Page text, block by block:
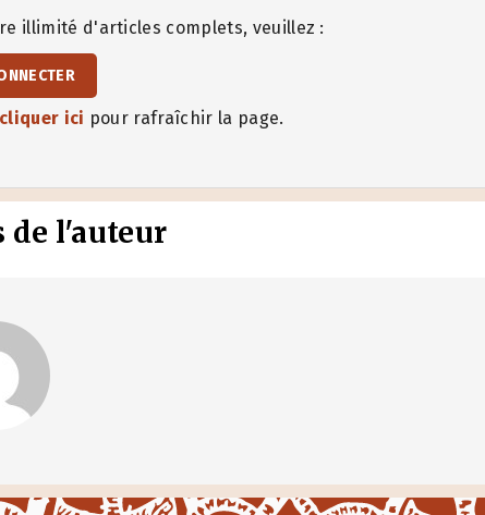
illimité d'articles complets, veuillez :
cliquer ici pour rafraîchir la page.
de l'auteur